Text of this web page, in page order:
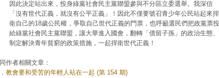
因此決定站出來，投身綠黨社會民主黨聯盟參與不分區立委選舉。我深信
「沒有世代正義，就沒有公平正義」！因此不僅要號召青少年公民站起來捍
衛自己的18歲公民權，爭取自己世代正義的門票，也呼籲選民們把政黨票投
給綠黨社會民主黨聯盟，讓大華進入國會，翻轉「債留子孫」的政治生態、
制定解決青年貧窮的政策措施，一起捍衛世代正義！
同作者相關文章：
． 教會要和受苦的年輕人站在一起 (第 154 期)